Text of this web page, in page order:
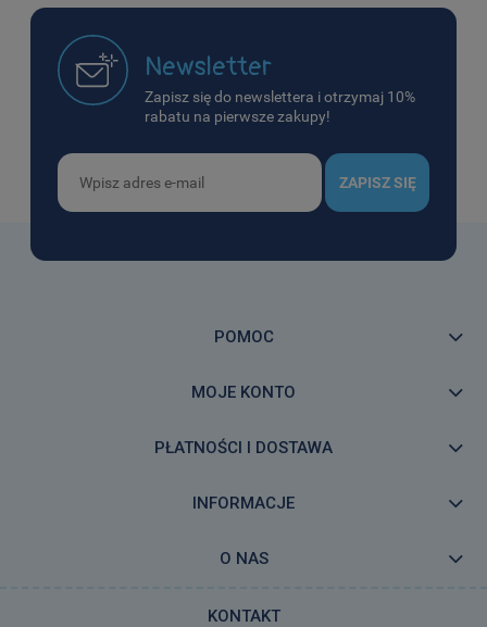
Newsletter
Zapisz się do newslettera i otrzymaj 10%
rabatu na pierwsze zakupy!
ZAPISZ SIĘ
POMOC
MOJE KONTO
PŁATNOŚCI I DOSTAWA
INFORMACJE
O NAS
KONTAKT